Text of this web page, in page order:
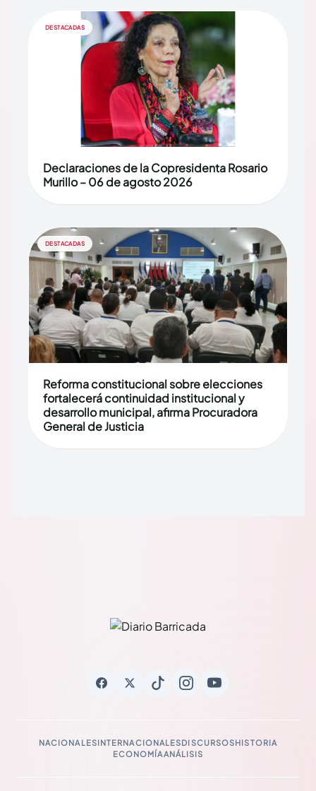
DESTACADAS
Declaraciones de la Copresidenta Rosario
Murillo – 06 de agosto 2026
DESTACADAS
Reforma constitucional sobre elecciones
fortalecerá continuidad institucional y
desarrollo municipal, afirma Procuradora
General de Justicia
NACIONALESINTERNACIONALESDISCURSOSHISTORIA
ECONOMÍAANÁLISIS